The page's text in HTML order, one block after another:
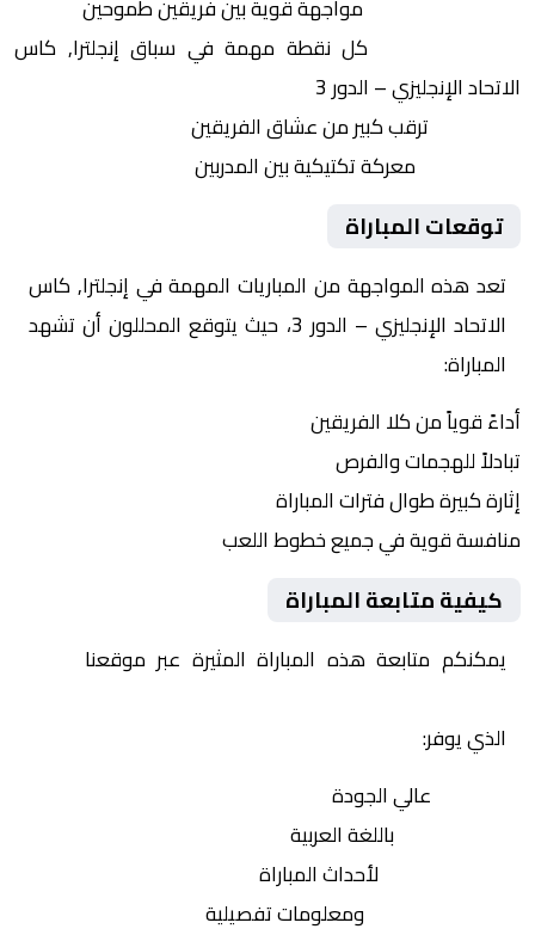
مواجهة قوية بين فريقين طموحين
كل نقطة مهمة في سباق إنجلترا, كاس
الاتحاد الإنجليزي – الدور 3
ترقب كبير من عشاق الفريقين
معركة تكتيكية بين المدربين
توقعات المباراة
تعد هذه المواجهة من المباريات المهمة في إنجلترا, كاس
الاتحاد الإنجليزي – الدور 3، حيث يتوقع المحللون أن تشهد
المباراة:
أداءً قوياً من كلا الفريقين
تبادلاً للهجمات والفرص
إثارة كبيرة طوال فترات المباراة
منافسة قوية في جميع خطوط اللعب
كيفية متابعة المباراة
يمكنكم متابعة هذه المباراة المثيرة عبر موقعنا
الذي يوفر:
عالي الجودة
باللغة العربية
لأحداث المباراة
ومعلومات تفصيلية